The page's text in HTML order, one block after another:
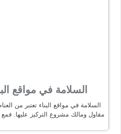
السلامة في مواقع
السلامة في مواقع البناء تعتبر من
مقاول ومالك مشروع التركيز عليها. فمع